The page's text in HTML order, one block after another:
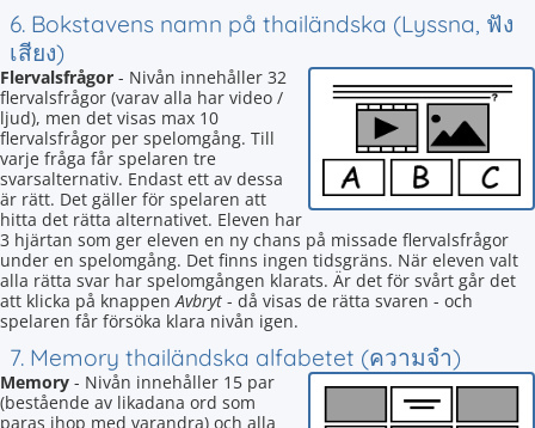
6. Bokstavens namn på thailändska (Lyssna, ฟัง
เสียง)
Flervalsfrågor - Nivån innehåller 32
flervalsfrågor (varav alla har video /
ljud), men det visas max 10
flervalsfrågor per spelomgång. Till
varje fråga får spelaren tre
svarsalternativ. Endast ett av dessa
är rätt. Det gäller för spelaren att
hitta det rätta alternativet. Eleven har
3 hjärtan som ger eleven en ny chans på missade flervalsfrågor
under en spelomgång. Det finns ingen tidsgräns. När eleven valt
alla rätta svar har spelomgången klarats. Är det för svårt går det
att klicka på knappenAvbryt - då visas de rätta svaren - och
spelaren får försöka klara nivån igen.
7. Memory thailändska alfabetet (ความจำ)
Memory - Nivån innehåller 15 par
(bestående av likadana ord som
paras ihop med varandra) och alla